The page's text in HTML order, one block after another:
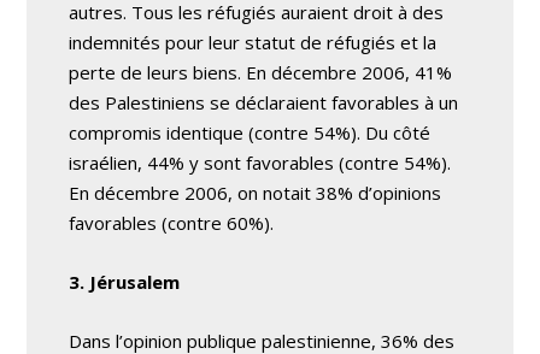
autres. Tous les réfugiés auraient droit à des
indemnités pour leur statut de réfugiés et la
perte de leurs biens. En décembre 2006, 41%
des Palestiniens se déclaraient favorables à un
compromis identique (contre 54%). Du côté
israélien, 44% y sont favorables (contre 54%).
En décembre 2006, on notait 38% d’opinions
favorables (contre 60%).
3. Jérusalem
Dans l’opinion publique palestinienne, 36% des